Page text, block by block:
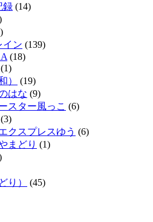
録 (14)
イン (139)
(18)
(1)
）
(19)
はな (9)
スター風っこ (6)
(3)
クスプレスゆう (6)
まどり (1)
り）
(45)